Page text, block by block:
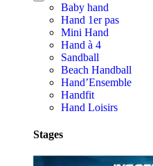
Baby hand
Hand 1er pas
Mini Hand
Hand à 4
Sandball
Beach Handball
Hand’Ensemble
Handfit
Hand Loisirs
Stages